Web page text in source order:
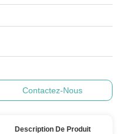
Contactez-Nous
Description De Produit